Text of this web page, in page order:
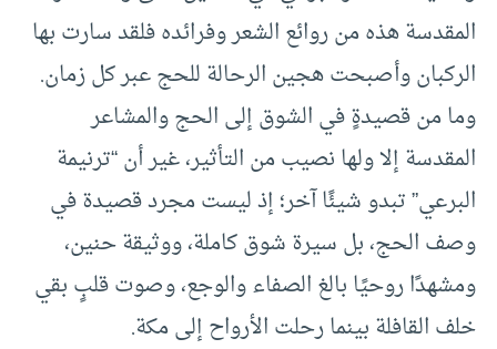
المقدسة هذه من روائع الشعر وفرائده فلقد سارت بها
الركبان وأصبحت هجين الرحالة للحج عبر كل زمان.
وما من قصيدةٍ في الشوق إلى الحج والمشاعر
المقدسة إلا ولها نصيب من التأثير، غير أن “ترنيمة
البرعي” تبدو شيئًا آخر؛ إذ ليست مجرد قصيدة في
وصف الحج، بل سيرة شوق كاملة، ووثيقة حنين،
ومشهدًا روحيًا بالغ الصفاء والوجع، وصوت قلبٍ بقي
خلف القافلة بينما رحلت الأرواح إلى مكة.